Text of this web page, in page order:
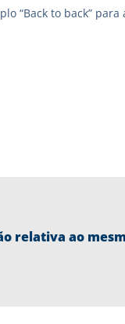
“Back to back” para
relativa ao